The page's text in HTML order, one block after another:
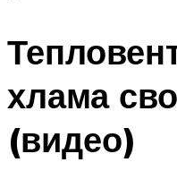
хлама
(видео)